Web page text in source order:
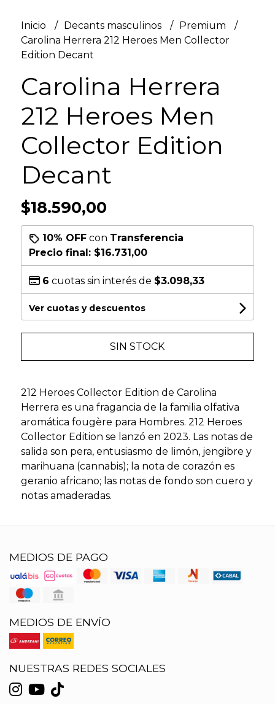
Inicio Decants masculinos
Premium
Carolina Herrera 212 Heroes Men Collector
Edition Decant
Carolina Herrera
212 Heroes Men
Collector Edition
Decant
$18.590,00
10% OFFcon Transferencia
Precio final: $16.731,00
6 cuotas sin interés de $3.098,33
Ver cuotas y descuentos
SIN STOCK
212 Heroes Collector Edition de Carolina
Herrera es una fragancia de la familia olfativa
aromática fougère para Hombres. 212 Heroes
Collector Edition se lanzó en 2023. Las notas de
salida son pera, entusiasmo de limón, jengibre y
marihuana (cannabis); la nota de corazón es
geranio africano; las notas de fondo son cuero y
notas amaderadas.
MEDIOS DE PAGO
MEDIOS DE ENVÍO
NUESTRAS REDES SOCIALES